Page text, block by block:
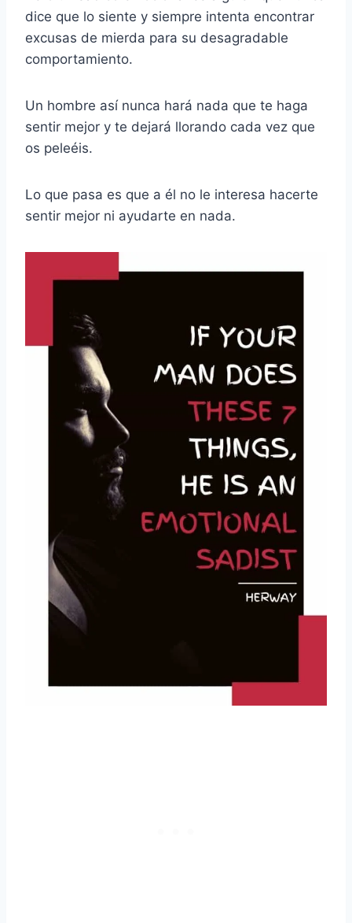
dice que lo siente y siempre intenta encontrar
excusas de mierda para su desagradable
comportamiento.
Un hombre así nunca hará nada que te haga
sentir mejor y te dejará llorando cada vez que
os peleéis.
Lo que pasa es que a él no le interesa hacerte
sentir mejor ni ayudarte en nada.